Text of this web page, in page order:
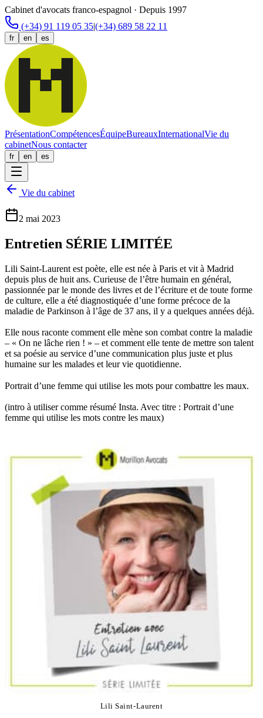
Cabinet d'avocats franco-espagnol · Depuis 1997
(+34) 91 119 05 35|(+34) 689 58 22 11
fr en es
PrésentationCompétencesÉquipeBureauxInternationalVie du
cabinetNous contacter
fr en es
Vie du cabinet
2 mai 2023
Entretien SÉRIE LIMITÉE
Lili Saint-Laurent est poète, elle est née à Paris et vit à Madrid
depuis plus de huit ans. Curieuse de l’être humain en général,
passionnée par le monde des livres et de l’écriture et de toute forme
de culture, elle a été diagnostiquée d’une forme précoce de la
maladie de Parkinson à l’âge de 37 ans, il y a quelques années déjà.
Elle nous raconte comment elle mène son combat contre la maladie
– « On ne lâche rien ! » – et comment elle tente de mettre son talent
et sa poésie au service d’une communication plus juste et plus
humaine sur les malades et leur vie quotidienne.
Portrait d’une femme qui utilise les mots pour combattre les maux.
(intro à utiliser comme résumé Insta. Avec titre : Portrait d’une
femme qui utilise les mots contre les maux)
Lili Saint-Laurent